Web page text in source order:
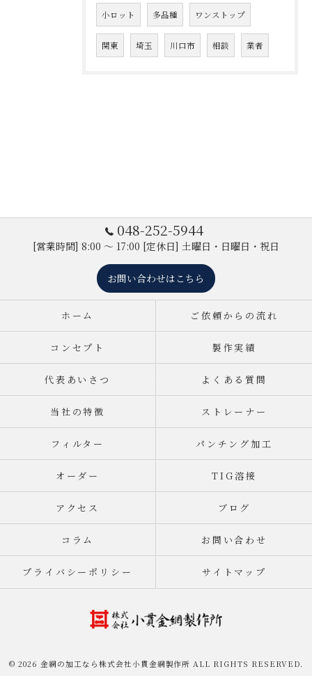
小ロット 多品種 ワンストップ
関東 埼玉 川口市 相談 業者
048-252-5944
[営業時間] 8:00 ～ 17:00 [定休日] 土曜日・日曜日・祝日
お問い合わせはこちら
ホーム ご依頼からの流れ
コンセプト 製作実績
代表あいさつ よくある質問
当社の特徴 ストレーナー
フィルター パンチング加工
オーダー TIG溶接
アクセス ブログ
コラム お問い合わせ
プライバシーポリシー サイトマップ
© 2026 金網の加工なら株式会社小貫金網製作所 ALL RIGHTS RESERVED.